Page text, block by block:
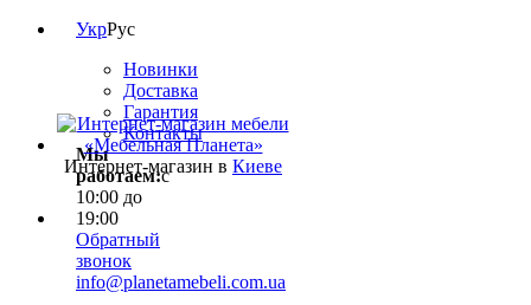
УкрРус
Новинки
Доставка
Гарантия
Контакты
Мы
работаем:с
10:00 до
19:00
Обратный
звонок
info@planetamebeli.com.ua
Интернет-магазин в Киеве